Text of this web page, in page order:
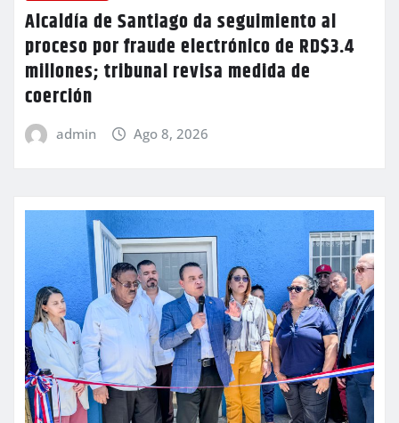
Alcaldía de Santiago da seguimiento al
proceso por fraude electrónico de RD$3.4
millones; tribunal revisa medida de
coerción
admin Ago 8, 2026